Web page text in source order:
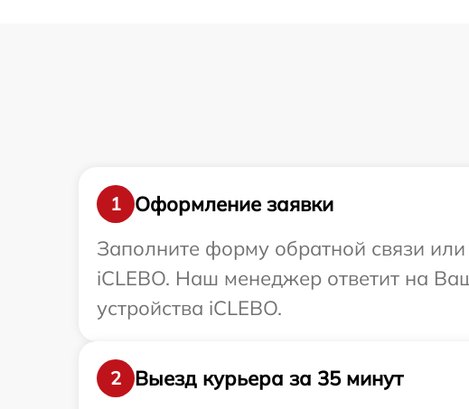
1
Оформление заявки
Заполните форму обратной связи
iCLEBO. Наш менеджер ответит на
устройства iCLEBO.
2
Выезд курьера за 35 минут